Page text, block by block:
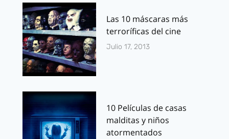
Las 10 máscaras más
terroríficas del cine
Julio 17, 2013
10 Películas de casas
malditas y niños
atormentados